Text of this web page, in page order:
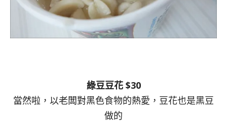
綠豆豆花 $30
當然啦，以老闆對黑色食物的熱愛，豆花也是黑豆
做的